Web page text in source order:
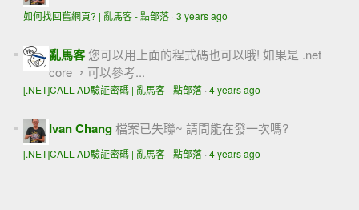
如何找回舊網頁? | 亂馬客 - 點部落· 3 years ago
亂馬客 您可以用上面的程式碼也可以哦! 如果是 .net
core ，可以參考...
[.NET]CALL AD驗証密碼 | 亂馬客 - 點部落· 4 years ago
Ivan Chang檔案已失聯~ 請問能在發一次嗎?
[.NET]CALL AD驗証密碼 | 亂馬客 - 點部落· 4 years ago